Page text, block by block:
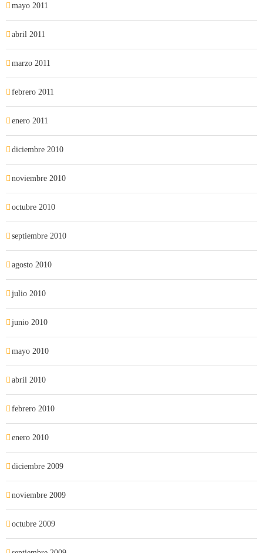
mayo 2011
abril 2011
marzo 2011
febrero 2011
enero 2011
diciembre 2010
noviembre 2010
octubre 2010
septiembre 2010
agosto 2010
julio 2010
junio 2010
mayo 2010
abril 2010
febrero 2010
enero 2010
diciembre 2009
noviembre 2009
octubre 2009